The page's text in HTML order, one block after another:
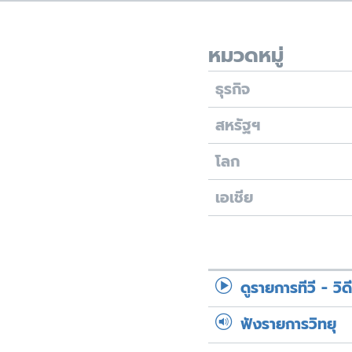
หมวดหมู่
ธุรกิจ
สหรัฐฯ
โลก
เอเชีย
ดูรายการทีวี - วิ
ฟังรายการวิทยุ